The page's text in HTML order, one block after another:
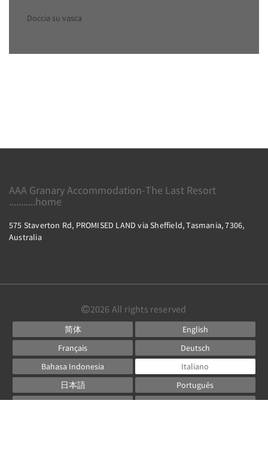
Doccia su vasca
AAA Granary Accommodation-The Last Resort
...........home
575 Staverton Rd, PROMISED LAND via Sheffield, Tasmania, 7306,
Australia
2026 All rights reserved
简体
English
Français
Deutsch
Bahasa Indonesia
Italiano
日本語
Português
Русский
Español